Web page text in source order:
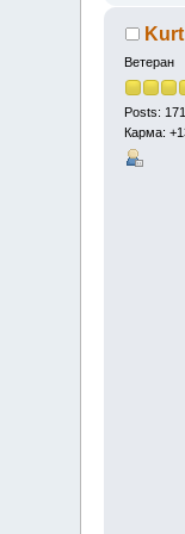
Kurt
Ветеран
Posts:
Карма: